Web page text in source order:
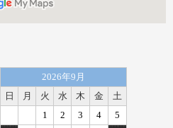
2026年9月
日
月 火 水 木 金
土
1
2 3 4
5